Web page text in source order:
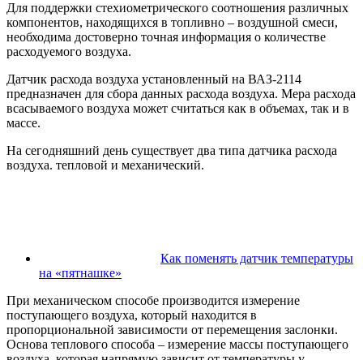
Для поддержки стехиометрического соотношения различных
компонентов, находящихся в топливно – воздушной смеси,
необходима достоверно точная информация о количестве
расходуемого воздуха.
Датчик расхода воздуха установленный на ВАЗ-2114
предназначен для сбора данных расхода воздуха. Мера расхода
всасываемого воздуха может считаться как в объемах, так и в
массе.
На сегодняшний день существует два типа датчика расхода
воздуха. тепловой и механический.
Как поменять датчик температуры
на «пятнашке»
При механическом способе производится измерение
поступающего воздуха, который находится в
пропорциональной зависимости от перемещения заслонки.
Основа теплового способа – измерение массы поступающего